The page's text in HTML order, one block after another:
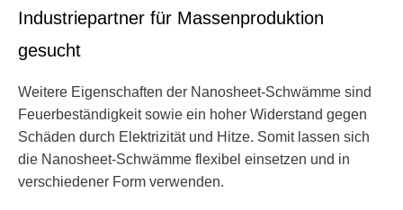
Industriepartner für Massenproduktion
gesucht
Weitere Eigenschaften der Nanosheet-Schwämme sind
Feuerbeständigkeit sowie ein hoher Widerstand gegen
Schäden durch Elektrizität und Hitze. Somit lassen sich
die Nanosheet-Schwämme flexibel einsetzen und in
verschiedener Form verwenden.